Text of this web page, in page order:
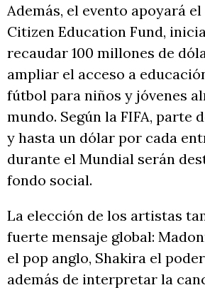
Además, el evento apoyará el
Citizen Education Fund,
recaudar 100 millones de
ampliar el acceso a
fútbol para niños y jóvenes
mundo. Según la FIFA, parte
y hasta un dólar por cada
durante el Mundial serán
fondo social.
La elección de los artistas
fuerte mensaje global:
el pop anglo, Shakira el
además de interpretar la